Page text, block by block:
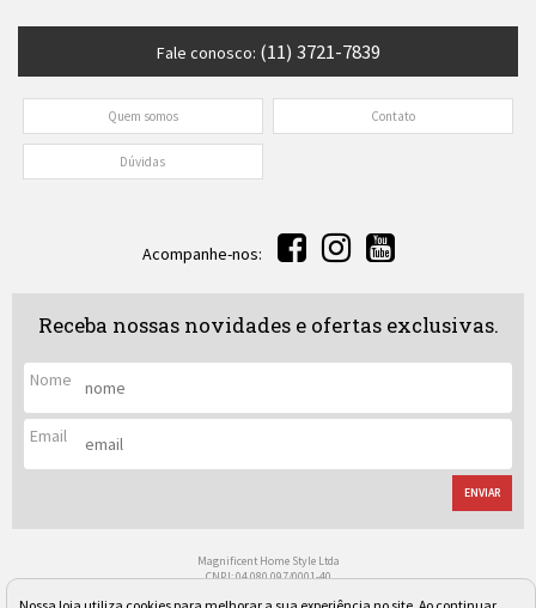
Fale conosco: (11) 3721-7839
Quem somos Contato
Dúvidas
Acompanhe-nos:
Receba nossas novidades e ofertas exclusivas.
Nome
Email
ENVIAR
Magnificent Home Style Ltda
CNPJ: 04.080.097/0001-40